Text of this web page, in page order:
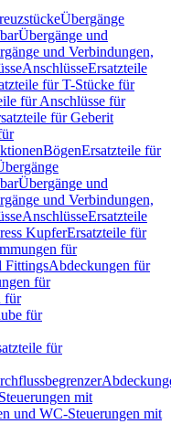
Übergänge
Übergänge und
und Verbindungen,
AnschlüsseErsatzteile
für T-Stücke für
für Anschlüsse für
für Geberit
BögenErsatzteile für
Übergänge und
und Verbindungen,
AnschlüsseErsatzteile
KupferErsatzteile für
für
FittingsAbdeckungen für
für
für
für
für
mit
und WC-Steuerungen mit